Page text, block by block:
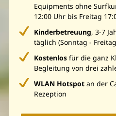
Equipments ohne
12:00 Uhr bis Freitag
Kinderbetreuung, 3-7
täglich (Sonntag -
Kostenlosfür die ganz
Begleitung von drei
WLAN Hotspotan der
Rezeption